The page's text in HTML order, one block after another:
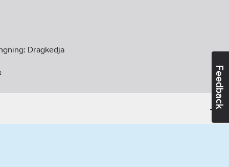
Feedback
Dragkedja